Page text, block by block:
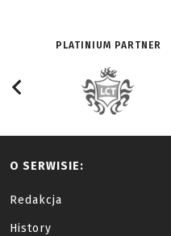
PLATINIUM PARTNER
O SERWISIE:
Redakcja
History